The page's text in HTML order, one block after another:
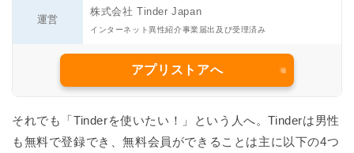
運営
株式会社 Tinder Japan
インターネット異性紹介事業届出及び受理済み
アプリストアへ
それでも「Tinderを使いたい！」という人へ。Tinderは男性
も無料で登録でき、無料会員ができることは主に以下の4つ